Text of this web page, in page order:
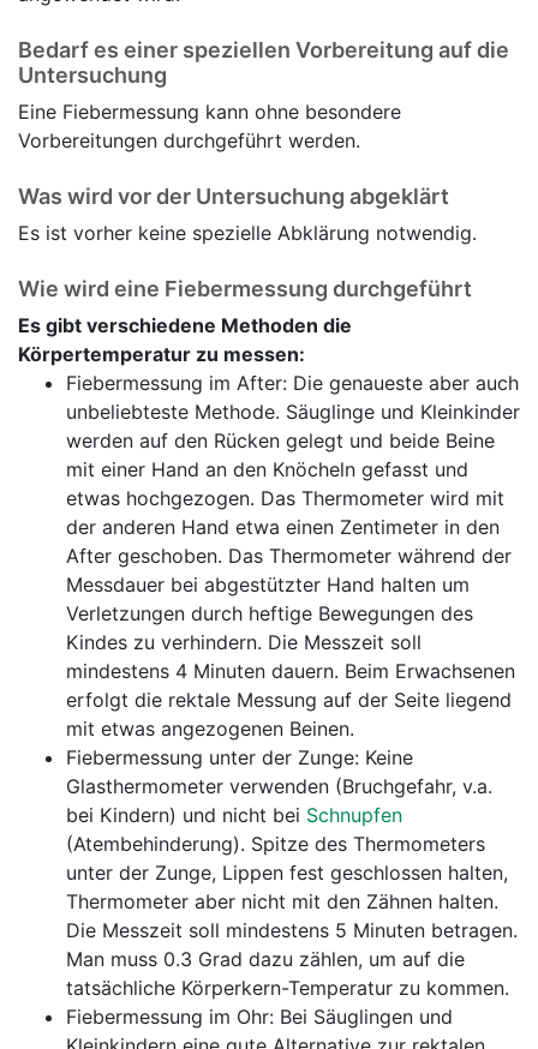
Bedarf es einer speziellen Vorbereitung auf die
Untersuchung
Eine Fiebermessung kann ohne besondere
Vorbereitungen durchgeführt werden.
Was wird vor der Untersuchung abgeklärt
Es ist vorher keine spezielle Abklärung notwendig.
Wie wird eine Fiebermessung durchgeführt
Es gibt verschiedene Methoden die
Körpertemperatur zu messen:
Fiebermessung im After: Die genaueste aber auch
unbeliebteste Methode. Säuglinge und Kleinkinder
werden auf den Rücken gelegt und beide Beine
mit einer Hand an den Knöcheln gefasst und
etwas hochgezogen. Das Thermometer wird mit
der anderen Hand etwa einen Zentimeter in den
After geschoben. Das Thermometer während der
Messdauer bei abgestützter Hand halten um
Verletzungen durch heftige Bewegungen des
Kindes zu verhindern. Die Messzeit soll
mindestens 4 Minuten dauern. Beim Erwachsenen
erfolgt die rektale Messung auf der Seite liegend
mit etwas angezogenen Beinen.
Fiebermessung unter der Zunge: Keine
Glasthermometer verwenden (Bruchgefahr, v.a.
bei Kindern) und nicht bei Schnupfen
(Atembehinderung). Spitze des Thermometers
unter der Zunge, Lippen fest geschlossen halten,
Thermometer aber nicht mit den Zähnen halten.
Die Messzeit soll mindestens 5 Minuten betragen.
Man muss 0.3 Grad dazu zählen, um auf die
tatsächliche Körperkern-Temperatur zu kommen.
Fiebermessung im Ohr: Bei Säuglingen und